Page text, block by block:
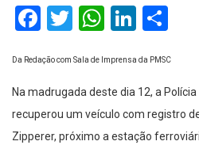
Facebook
Twitter
Da Redação com Sala de Imprensa da PMSC
Na madrugada deste dia 12, a
recuperou um veículo com registro
Zipperer, próximo a estação